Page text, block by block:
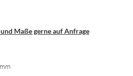
Maße gerne auf Anfrage